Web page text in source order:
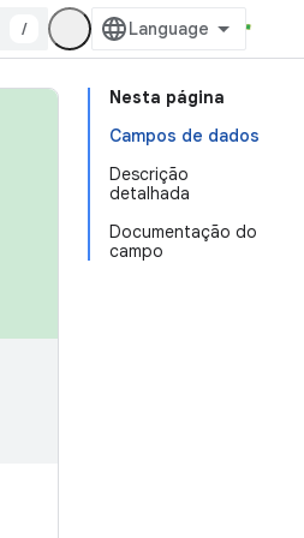
/
Nesta página
Campos de dados
Descrição
detalhada
Documentação do
campo